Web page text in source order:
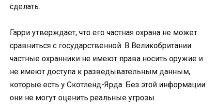
сделать.
Гарри утверждает, что его частная охрана не может
сравниться с государственной. В Великобритании
частные охранники не имеют права носить оружие и
не имеют доступа к разведывательным данным,
которые есть у Скотленд-Ярда. Без этой информации
они не могут оценить реальные угрозы.